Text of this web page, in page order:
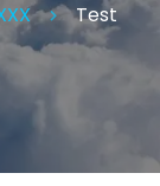
Test